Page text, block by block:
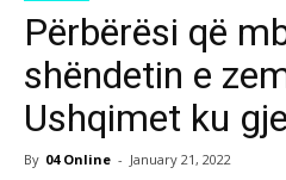
Përbërësi që
shëndetin e
Ushqimet ku
By 04 Online - January 21, 2022